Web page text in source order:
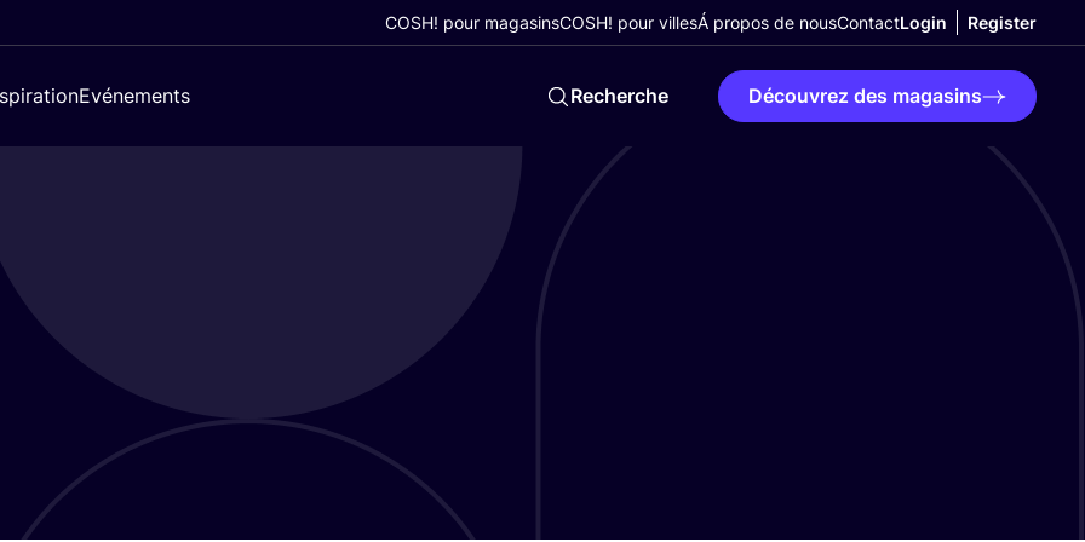
COSH! pour magasinsCOSH! pour villesÁ propos de nousContactLogin Register
Evénements Recherche Découvrez des magasins